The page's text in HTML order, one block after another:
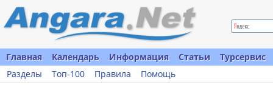
Главная Календарь Информация Статьи
Турсервис
Разделы
Топ-100 Правила Помощь